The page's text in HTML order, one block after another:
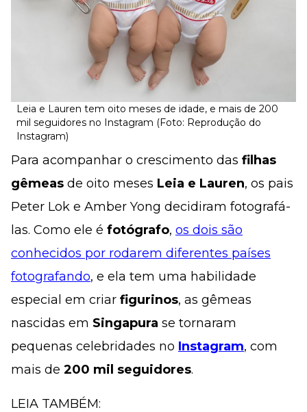
Leia e Lauren tem oito meses de idade, e mais de 200
mil seguidores no Instagram (Foto: Reprodução do
Instagram)
Para acompanhar o crescimento das filhas
gêmeas de oito meses Leia e Lauren, os pais
Peter Lok e Amber Yong decidiram fotografá-
las. Como ele é fotógrafo, os dois são
conhecidos por rodarem diferentes países
fotografando, e ela tem uma habilidade
especial em criar figurinos, as gêmeas
nascidas em Singapura se tornaram
pequenas celebridades no Instagram, com
mais de 200 mil seguidores.
LEIA TAMBÉM: